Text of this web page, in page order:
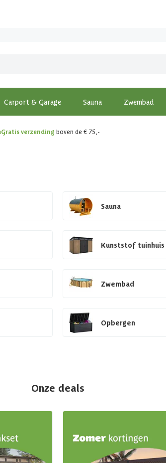
Carport & Garage Sauna Zwembad
Gratis verzending boven de € 75,-
Sauna
Kunststof tuinhuis
Zwembad
Opbergen
Onze deals